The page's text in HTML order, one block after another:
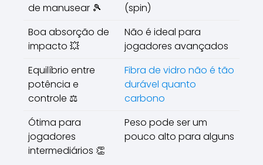
de manusear 🎾
(spin)
Boa absorção de
impacto 💥
Não é ideal para
jogadores avançados
Equilíbrio entre
potência e
controle ⚖
Fibra de vidro não é tão
durável quanto
carbono
Ótima para
jogadores
intermediários 👏
Peso pode ser um
pouco alto para alguns